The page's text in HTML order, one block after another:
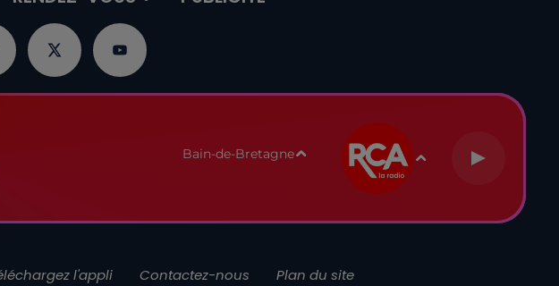
Bain-de-Bretagne
l'appli Contactez-nous Plan du site